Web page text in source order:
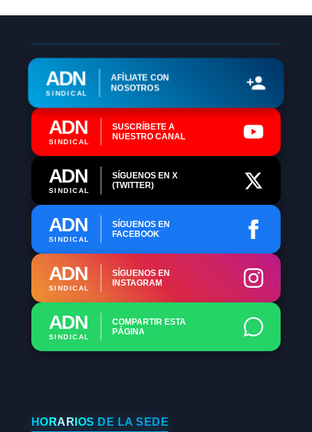
ADN
SINDICAL
AFÍLIATE CON
NOSOTROS
ADN
SINDICAL
SUSCRÍBETE A
NUESTRO CANAL
ADN
SINDICAL
SÍGUENOS EN X
(TWITTER)
ADN
SINDICAL
SÍGUENOS EN
FACEBOOK
ADN
SINDICAL
SÍGUENOS EN
INSTAGRAM
ADN
SINDICAL
COMPARTIR ESTA
PÁGINA
HORARIOS DE LA SEDE